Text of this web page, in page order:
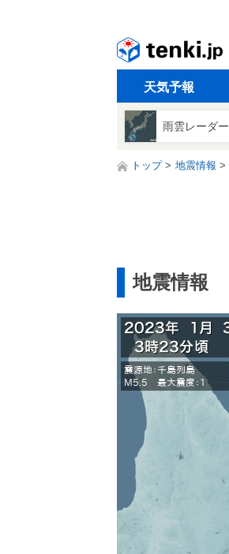
天気予報
雨雲レーダー
トップ 地震情報
地震情報